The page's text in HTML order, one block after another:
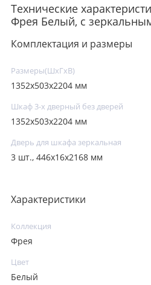
Технические
Фрея Белый, с
Комплектация и размеры
Размеры(ШxГxВ)
1352х503х2204 мм
Шкаф 3-х дверный без дверей
1352х503х2204 мм
Дверь для шкафа зеркальная
3 шт., 446х16х2168 мм
Характеристики
Коллекция
Фрея
Цвет
Белый